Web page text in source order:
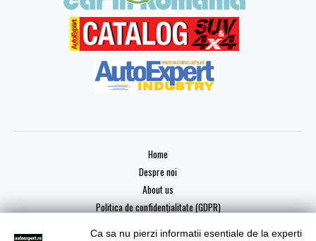
Home
Despre noi
About us
Politica de confidențialitate (GDPR)
Ca sa nu pierzi informatii esentiale de la experti